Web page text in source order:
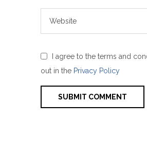
I agree to the terms and
out in the Privacy Policy